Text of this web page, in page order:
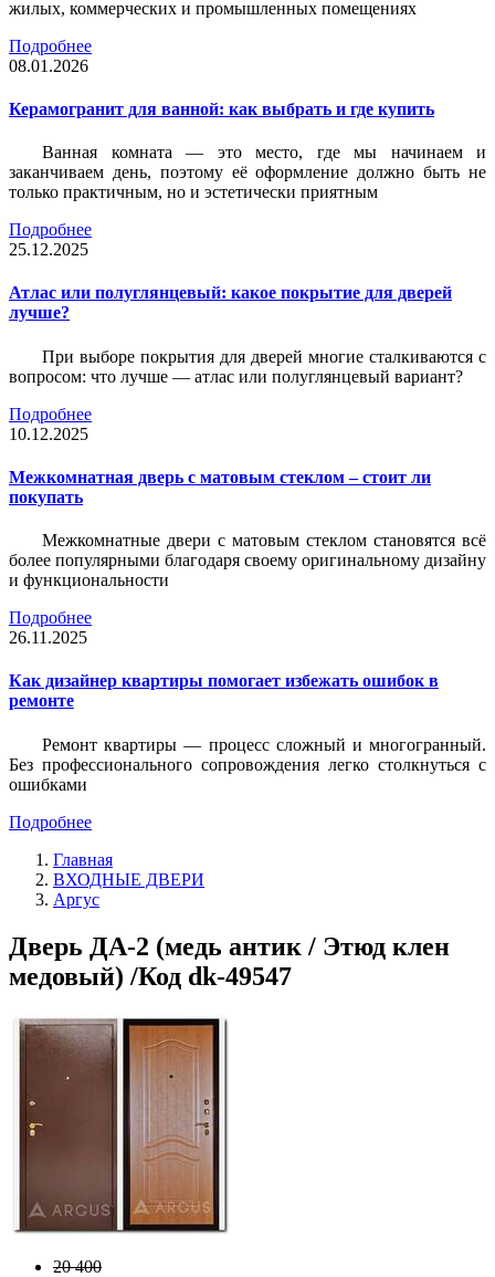
жилых, коммерческих и промышленных помещениях
Подробнее
08.01.2026
Керамогранит для ванной: как выбрать и где купить
Ванная комната — это место, где мы начинаем и
заканчиваем день, поэтому её оформление должно быть не
только практичным, но и эстетически приятным
Подробнее
25.12.2025
Атлас или полуглянцевый: какое покрытие для дверей
лучше?
При выборе покрытия для дверей многие сталкиваются с
вопросом: что лучше — атлас или полуглянцевый вариант?
Подробнее
10.12.2025
Межкомнатная дверь с матовым стеклом – стоит ли
покупать
Межкомнатные двери с матовым стеклом становятся всё
более популярными благодаря своему оригинальному дизайну
и функциональности
Подробнее
26.11.2025
Как дизайнер квартиры помогает избежать ошибок в
ремонте
Ремонт квартиры — процесс сложный и многогранный.
Без профессионального сопровождения легко столкнуться с
ошибками
Подробнее
Главная
ВХОДНЫЕ ДВЕРИ
Аргус
Дверь ДА-2 (медь антик / Этюд клен
медовый) /Код dk-49547
20 400